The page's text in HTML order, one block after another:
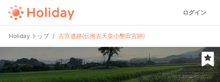
ログイン
Holiday トップ 古宮遺跡(伝推古天皇小墾田宮跡)